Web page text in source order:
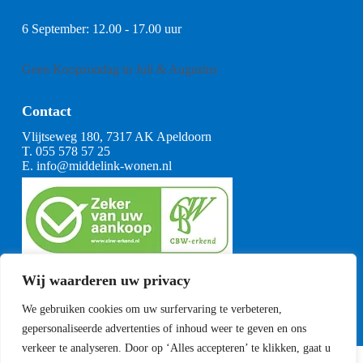
Wij waarderen uw privacy
We gebruiken cookies om uw surfervaring te verbeteren,
gepersonaliseerde advertenties of inhoud weer te geven en ons
verkeer te analyseren. Door op ‘Alles accepteren’ te klikken, gaat u
6 September: 12.00 - 17.00 uur
Geen Koopzondag in Juli & Augustus
Contact
Vlijtseweg 180, 7317 AK Apeldoorn
T. 055 578 57 25
E. info@middelink-wonen.nl
KvK: 08164360
BTW: NL001377739B29
Algemene voorwaarden
CBW voorwaarden